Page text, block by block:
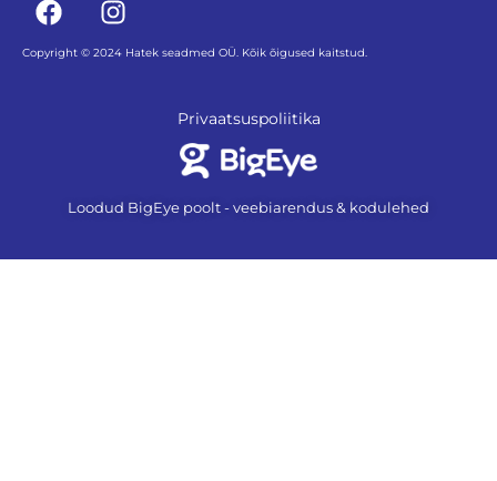
Copyright © 2024 Hatek seadmed OÜ. Kõik õigused kaitstud.
Privaatsuspoliitika
Loodud BigEye poolt - veebiarendus & kodulehed